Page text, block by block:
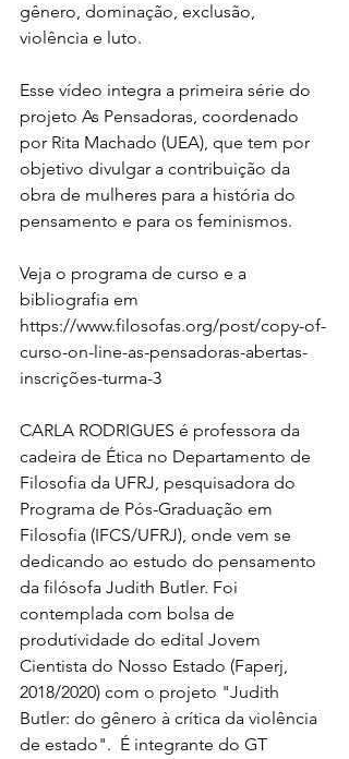
gênero, dominação, exclusão,
violência e luto.
Esse vídeo integra a primeira série do
projeto As Pensadoras, coordenado
por Rita Machado (UEA), que tem por
objetivo divulgar a contribuição da
obra de mulheres para a história do
pensamento e para os feminismos.
Veja o programa de curso e a
bibliografia em
https://www.filosofas.org/post/copy-of-
curso-on-line-as-pensadoras-abertas-
inscrições-turma-3
CARLA RODRIGUES é professora da
cadeira de Ética no Departamento de
Filosofia da UFRJ, pesquisadora do
Programa de Pós-Graduação em
Filosofia (IFCS/UFRJ), onde vem se
dedicando ao estudo do pensamento
da filósofa Judith Butler. Foi
contemplada com bolsa de
produtividade do edital Jovem
Cientista do Nosso Estado (Faperj,
2018/2020) com o projeto "Judith
Butler: do gênero à crítica da violência
de estado".  É integrante do GT